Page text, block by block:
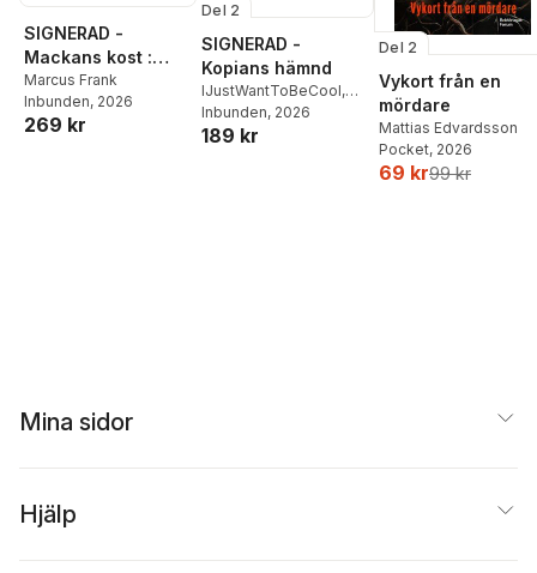
SIGNERAD -
Mackans kost :
Middagar och
matlådor
Marcus Frank
Inbunden, 2026
269 kr
Del 2
SIGNERAD -
Kopians hämnd
IJustWantToBeCool,
Joel Adolphson
Ejdemo Beer
Inbunden, 2026
189 kr
Del 2
Vykort från en
mördare
Mattias Edvardsson
Pocket, 2026
69 kr99 kr
Mina sidor
Hjälp